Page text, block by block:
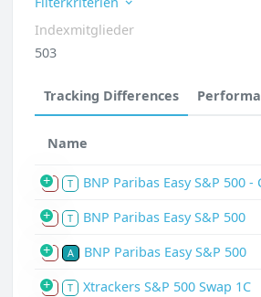
Indexmitglieder
503
Tracking Differences
Name
S T BNP Paribas Easy S&P 500 -
S T BNP Paribas Easy S&P 500
S A BNP Paribas Easy S&P 500
S T Xtrackers S&P 500 Swap 1C